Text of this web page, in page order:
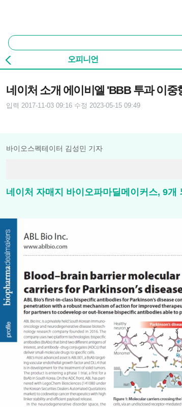
통
합
검
색
오피니언
네이처 소개 에이비엘 'BBB 투과 이중
입력 2017-11-03 09:16 수정 2023-05-15 09:49
바이오스펙테이터 김성민 기자
네이처 자매지 바이오파마딜메이커스, 9